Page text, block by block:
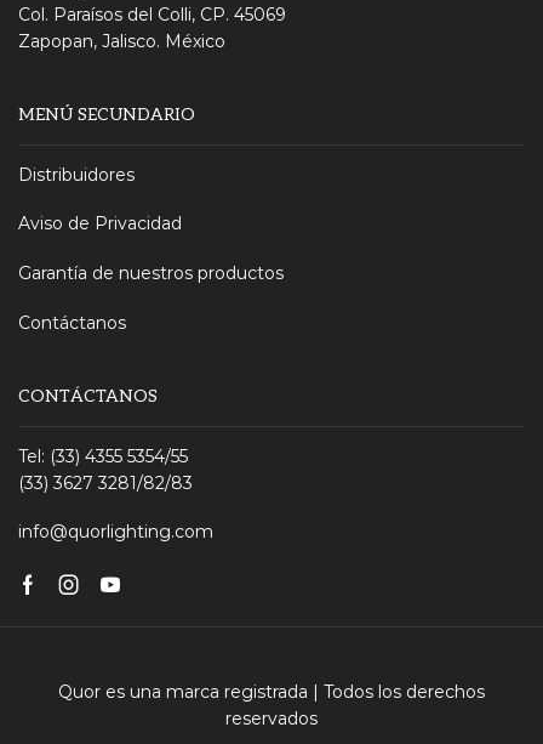
Col. Paraísos del Colli, CP. 45069
Zapopan, Jalisco. México
MENÚ SECUNDARIO
Distribuidores
Aviso de Privacidad
Garantía de nuestros productos
Contáctanos
CONTÁCTANOS
Tel: (33) 4355 5354/55
(33) 3627 3281/82/83
info@quorlighting.com
Facebook
Instagram
Youtube
Quor es una marca registrada | Todos los derechos
reservados